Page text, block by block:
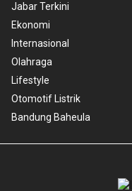
Jabar Terkini
Ekonomi
Internasional
Olahraga
Lifestyle
Otomotif Listrik
Bandung Baheula